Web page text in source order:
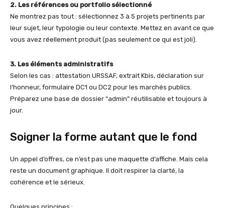
2. Les références ou portfolio sélectionné
Ne montrez pas tout : sélectionnez 3 à 5 projets pertinents par
leur sujet, leur typologie ou leur contexte. Mettez en avant ce que
vous avez réellement produit (pas seulement ce qui est joli).
3. Les éléments administratifs
Selon les cas : attestation URSSAF, extrait Kbis, déclaration sur
l’honneur, formulaire DC1 ou DC2 pour les marchés publics.
Préparez une base de dossier “admin” réutilisable et toujours à
jour.
Soigner la forme autant que le fond
Un appel d’offres, ce n’est pas une maquette d’affiche. Mais cela
reste un document graphique. Il doit respirer la clarté, la
cohérence et le sérieux.